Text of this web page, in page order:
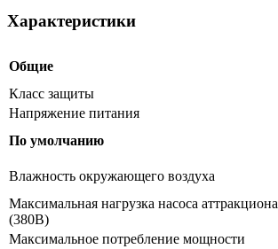
Характеристики
Общие
Класс защиты
Напряжение питания
По умолчанию
Влажность окружающего воздуха
Максимальная нагрузка насоса аттракциона
(380В)
Максимальное потребление мощности